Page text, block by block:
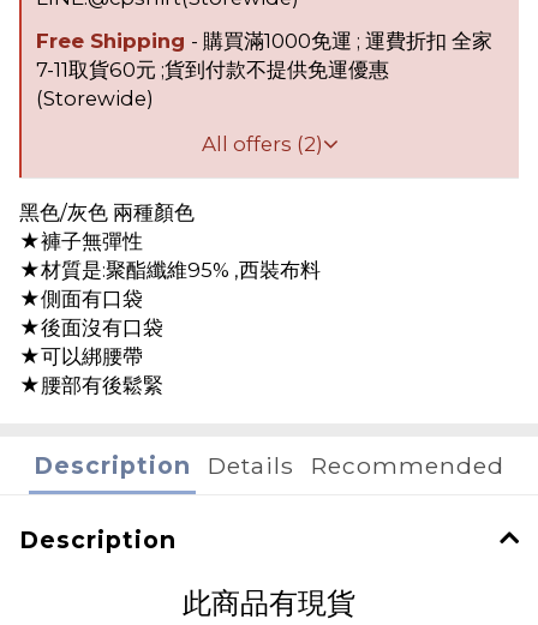
Free Shipping - 購買滿1000免運 ; 運費折扣 全家
7-11取貨60元 ;貨到付款不提供免運優惠
(Storewide)
All offers (2)
黑色/灰色 兩種顏色
★褲子無彈性
★材質是:聚酯纖維95% ,西裝布料
★側面有口袋
★後面沒有口袋
★可以綁腰帶
★腰部有後鬆緊
Description Details Recommended
Description
此商品有現貨